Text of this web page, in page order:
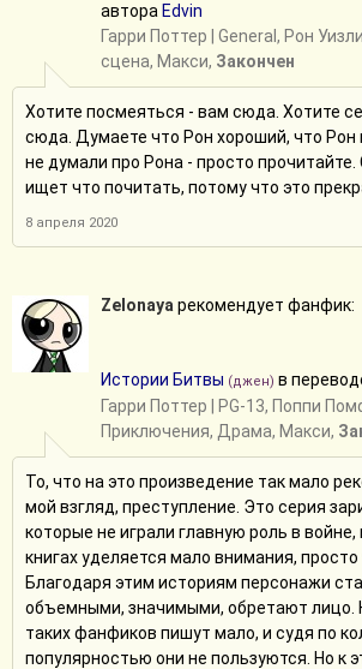
автора Edvin
Гарри Поттер | General, Рон Уизли
сцена, Макси, Закончен
Хотите посмеяться - вам сюда. Хотите
сюда. Думаете что Рон хороший, что Рон
не думали про Рона - просто
ищет что почитать, потому что это
8 апреля 2020
Zelonaya рекомендует фанфик:
Истории Битвы (джен) в
Гарри Поттер | PG-13, Поппи
Приключения, Драма, Макси,
То, что на это произведение так мало
мой взгляд, преступление. Это серия
которые не играли главную роль в войне,
книгах уделяется мало внимания, просто
Благодаря этим историям персонажи
объемными, значимыми, обретают лицо.
таких фанфиков пишут мало, и судя по
популярностью они не пользуются. Но к